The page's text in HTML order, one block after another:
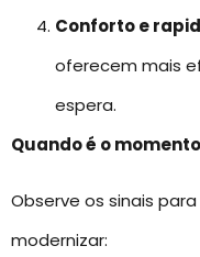
Conforto e
oferecem mais
espera.
Quando é o
Observe os sinais
modernizar: